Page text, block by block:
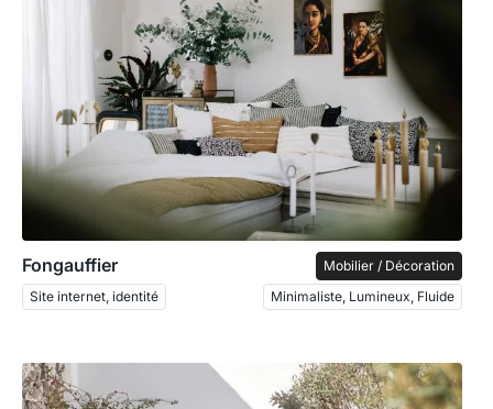
Fongauffier
Mobilier / Décoration
Site internet, identité
Minimaliste, Lumineux, Fluide